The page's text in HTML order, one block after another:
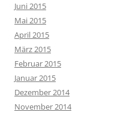
Juni 2015
Mai 2015
April 2015
März 2015
Februar 2015
Januar 2015
Dezember 2014
November 2014